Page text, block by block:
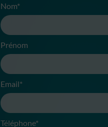
Nom*
Prénom
Email*
Téléphone*